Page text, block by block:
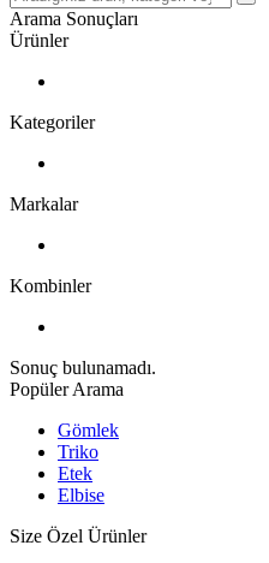
Arama Sonuçları
Ürünler
Kategoriler
Markalar
Kombinler
Sonuç bulunamadı.
Popüler Arama
Gömlek
Triko
Etek
Elbise
Size Özel Ürünler